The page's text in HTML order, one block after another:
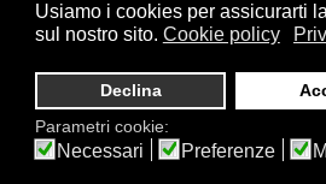
Usiamo i cookies per assicurarti
sul nostro sito. Cookie policy
Declina
Parametri cookie:
Necessari Preferenze
Giovanna, 12 - 20129 Milano - CF.
10013490155 - Email
Privacy